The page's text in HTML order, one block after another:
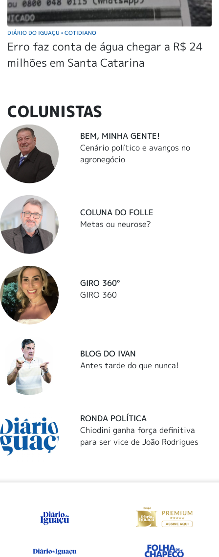
DIÁRIO DO IGUAÇU • COTIDIANO
Erro faz conta de água chegar a R$ 24
milhões em Santa Catarina
COLUNISTAS
BEM, MINHA GENTE!
Cenário político e avanços no
agronegócio
COLUNA DO FOLLE
Metas ou neurose?
GIRO 360°
GIRO 360
BLOG DO IVAN
Antes tarde do que nunca!
RONDA POLÍTICA
Chiodini ganha força definitiva
para ser vice de João Rodrigues